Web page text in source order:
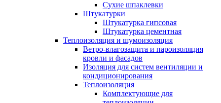
Сухие шпаклевки
Штукатурки
Штукатурка гипсовая
Штукатурка цементная
Теплоизоляция и шумоизоляция
Ветро-влагозащита и пароизоляция
кровли и фасадов
Изоляция для систем вентиляции и
кондиционирования
Теплоизоляция
Комплектующие для